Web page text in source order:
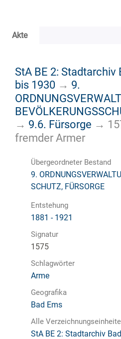
Akte
StA BE 2: Stadtarchiv
bis 1930 → 9.
→ 9.6. Fürsorge →
fremder Armer
Übergeordneter Bestand
9.
SCHUTZ, FÜRSORGE
Entstehung
1881 - 1921
Signatur
1575
Schlagwörter
Arme
Geografika
Bad Ems
Alle
StA BE 2: Stadtarchiv